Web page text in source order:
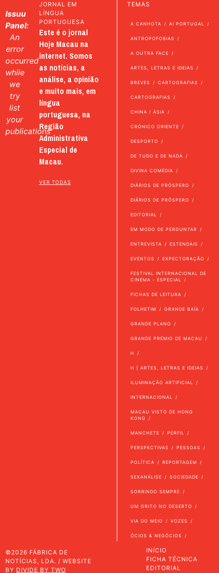
Issuu
Panel:
An
error
occurred
while
we
try
list
your
publications
JORNAL EM
LÍNGUA
PORTUGUESA
Este é o jornal
Hoje Macau na
internet. Somos
as notícias, a
análise, a opinião
e muito mais, em
língua
portuguesa, na
Região
Administrativa
Especial de
Macau.
VER TODAS
TEMAS
A CANHOTA AI PORTUGAL
ANTROPOFOBIAS
A OUTRA FACE
ARTES, LETRAS E IDEIAS
BREVES CARTOGRAFIAS
CARTOGRAFIAS
CHINA / ÁSIA
CRÓNICO ORIENTE
DESPORTO
DE TUDO E DE NADA
DIVINA COMÉDIA
DIÁRIOS DE PRÓSPERO
DIÁRIOS DE PRÓSPERO
EDITORIAL
EM MODO DE PERGUNTAR
ENTREVISTA ESTENDAIS
EVENTOS EXPECTORAÇÃO
FESTIVAL INTERNACIONAL DE
CINEMA - ESPECIAL
FICHAS DE LEITURA
FOLHETIM GRANDE BAÍA
GRANDE PLANO
GRANDE PRÉMIO DE MACAU
H
H | ARTES, LETRAS E IDEIAS
ILUMINAÇÃO ARTIFICIAL
INTERNACIONAL
MACAU VISTO DE HONG
KONG
MANCHETE PERFIL
PERSPECTIVAS PESSOAS
POLÍTICA REPORTAGEM
SEXANÁLISE SOCIEDADE
SORRINDO SEMPRE
UM GRITO NO DESERTO
VIA DO MEIO VOZES
ÓCIOS & NEGÓCIOS
©2026 FÁBRICA DE
NOTÍCIAS, LDA. / WEBSITE
BY DIVIDE BY TWO
INÍCIO
FICHA TÉCNICA
EDITORIAL